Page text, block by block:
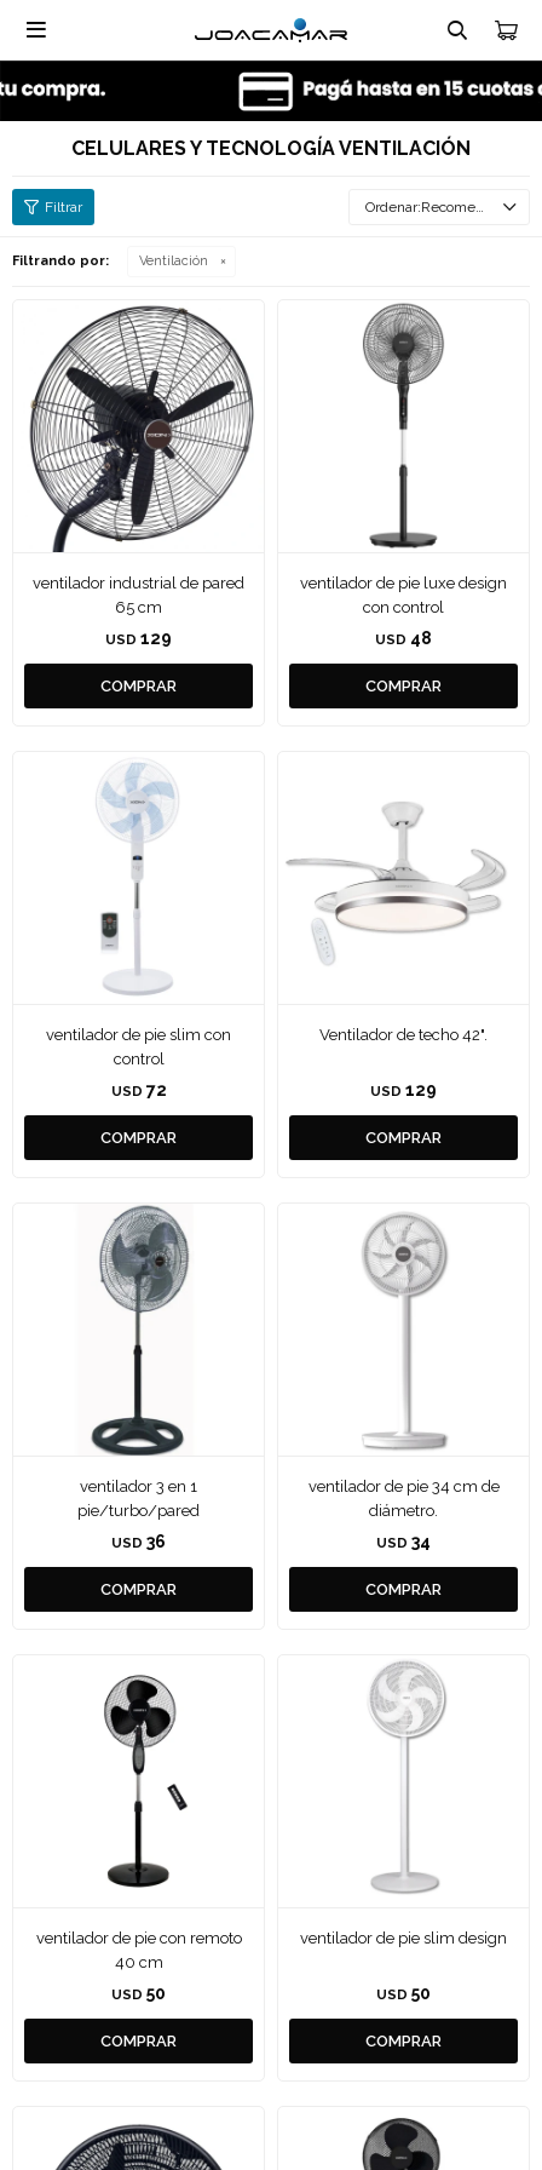

CELULARES Y TECNOLOGÍA VENTILACIÓN
Recomendados
Filtrando por: Ventilación
ventilador industrial de pared
65 cm
USD 129
ventilador de pie luxe design
con control
USD 48
ventilador de pie slim con
control
USD 72
Ventilador de techo 42".
USD 129
ventilador 3 en 1
pie/turbo/pared
USD 36
ventilador de pie 34 cm de
diámetro.
USD 34
ventilador de pie con remoto
40 cm
USD 50
ventilador de pie slim design
USD 50